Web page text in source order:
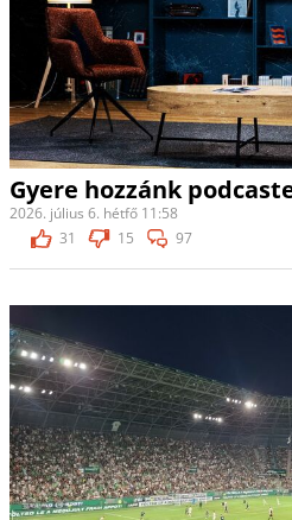
Gyere hozzánk
2026. július 6. hétfő 11:58
31
15 97